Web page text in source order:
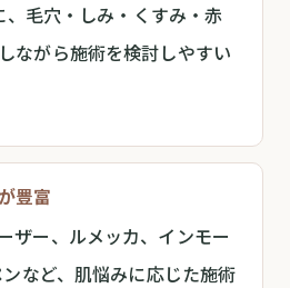
毛穴・しみ・くすみ・赤
ながら施術を検討しやすい
豊富
ザー、ルメッカ、インモー
など、肌悩みに応じた施術